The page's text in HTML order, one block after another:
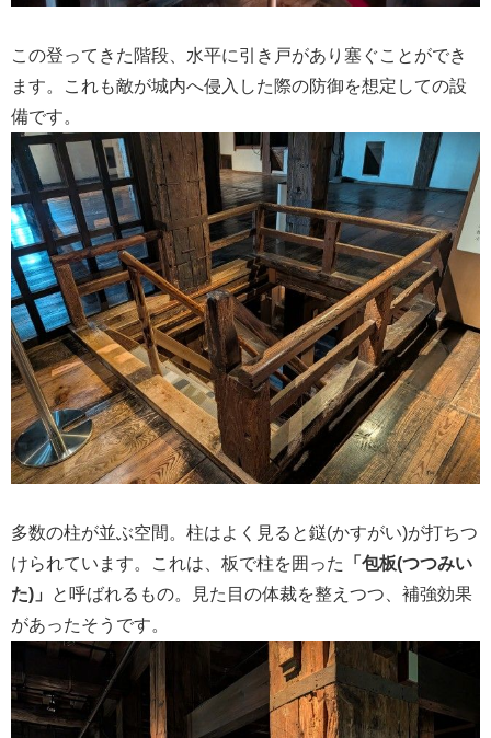
この登ってきた階段、水平に引き戸があり塞ぐことができ
ます。これも敵が城内へ侵入した際の防御を想定しての設
備です。
多数の柱が並ぶ空間。柱はよく見ると鎹(かすがい)が打ちつ
けられています。これは、板で柱を囲った
「包板(つつみい
た)」
と呼ばれるもの。見た目の体裁を整えつつ、補強効果
があったそうです。